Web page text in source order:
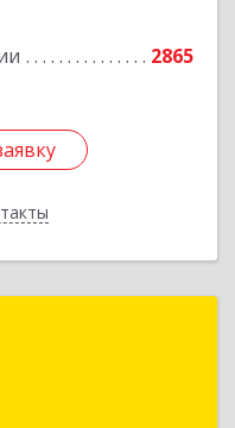
2865
Болдина ул, дом №